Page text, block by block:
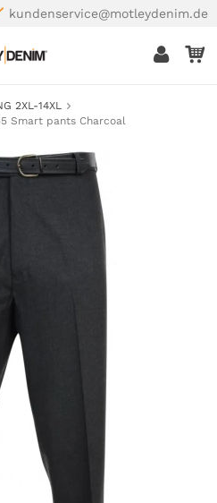
kundenservice@motleydenim.de
2XL-14XL
Smart pants Charcoal